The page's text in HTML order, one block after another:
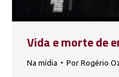
Vida e morte de
Na mídia Por Rogério